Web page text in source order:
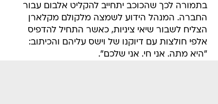
בתמורה לכך שהכוכב יתחייב להקליט אלבום עבור
החברה. המנהל הידוע לשמצה מלקולם מקלארן
הצליח לשבור שיאי ציניות, כאשר התחיל להדפיס
אלפי חולצות עם דיוקנו של וישס עליהם והכיתוב:
"היא מתה. אני חי. אני שלכם".